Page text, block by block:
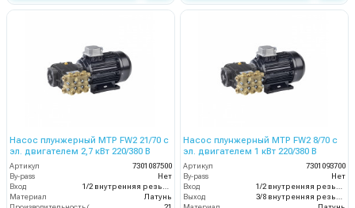
Насос плунжерный MTP FW2 21/70 с
эл. двигателем 2,7 кВт 220/380 В
Артикул
7301087500
By-pass
Нет
Вход
Материал
Латунь
Насос плунжерный MTP FW2 8/70 с
эл. двигателем 1 кВт 220/380 В
Артикул
7301093700
By-pass
Нет
Вход
Выход